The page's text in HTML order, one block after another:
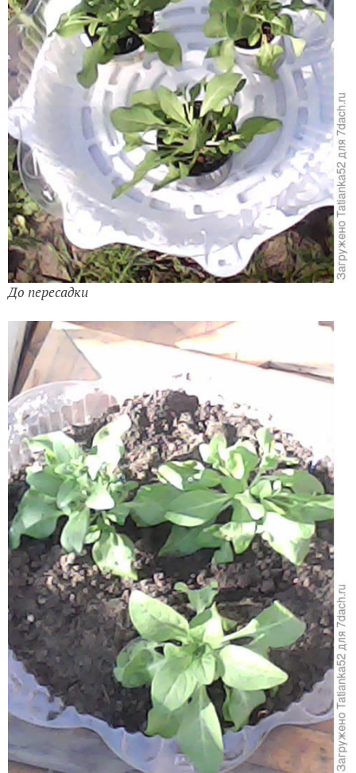
До пересадки